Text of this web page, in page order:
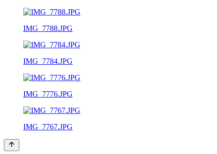
IMG_7788.JPG
IMG_7784.JPG
IMG_7776.JPG
IMG_7767.JPG